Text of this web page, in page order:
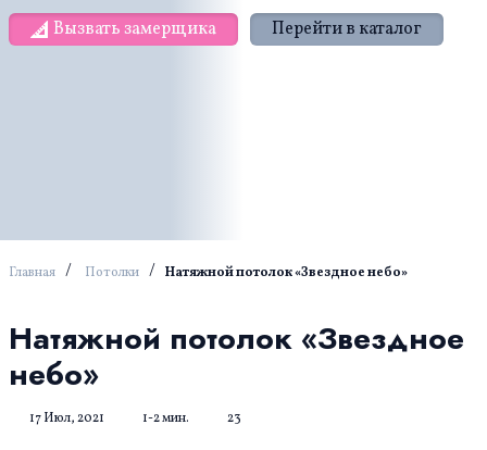
Вызвать замерщика
Перейти в каталог
Главная / Потолки / Натяжной потолок «Звездное небо»
Натяжной потолок «Звездное
небо»
17 Июл, 2021 1-2 мин. 23